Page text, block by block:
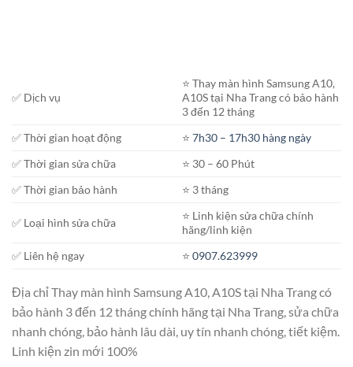
✅ Dịch vụ
⭐️ Thay màn hình Samsung A10,
A10S tại Nha Trang có bảo hành
3 đến 12 tháng
✅ Thời gian hoạt động
⭐️7h30 – 17h30 hàng ngày
✅ Thời gian sửa chữa
⭐️ 30 – 60 Phút
✅ Thời gian bảo hành
⭐️ 3 tháng
✅ Loại hình sửa chữa
⭐️ Linh kiện sửa chữa chính
hãng/linh kiện
✅ Liên hệ ngay
⭐️0907.623999
Địa chỉ Thay màn hình Samsung A10, A10S tại Nha Trang có
bảo hành 3 đến 12 tháng chính hãng tại Nha Trang, sửa chữa
nhanh chóng, bảo hành lâu dài, uy tín nhanh chóng, tiết kiệm.
Linh kiện zin mới 100%